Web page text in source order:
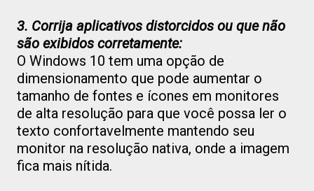
3. Corrija aplicativos distorcidos ou que não
são exibidos corretamente:
O Windows 10 tem uma opção de
dimensionamento que pode aumentar o
tamanho de fontes e ícones em monitores
de alta resolução para que você possa ler o
texto confortavelmente mantendo seu
monitor na resolução nativa, onde a imagem
fica mais nítida.